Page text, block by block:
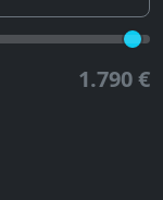
1.790 €